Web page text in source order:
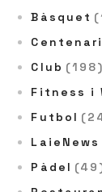
Bàsquet
Centenari
Club (198)
Fitness i
Futbol
LaieNews
Pàdel